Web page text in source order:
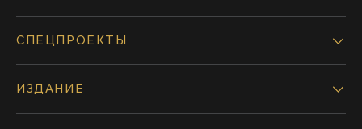
СПЕЦПРОЕКТЫ
ИЗДАНИЕ